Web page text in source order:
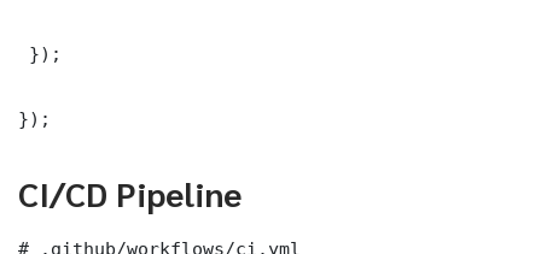
});
});
CI/CD Pipeline
# .github/workflows/ci.yml